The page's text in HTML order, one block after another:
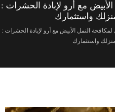
مع أرو لإبادة الحشرات :
واستثمارك
لمكافحة النمل الأبيض مع أرو لإبادة الحشرات :
واستثمارك